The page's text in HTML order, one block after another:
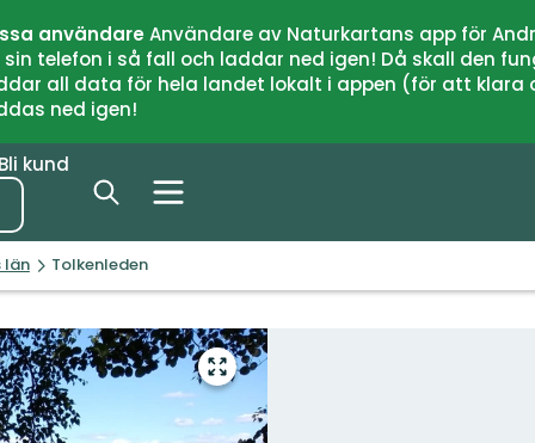
användareAnvändare av Naturkartans app för
telefon i så fall och laddar ned igen! Då skall den
all data för hela landet lokalt i appen (för att
ned igen!
Bli kund
län Tolkenleden
Gå
till
helskärmsläge